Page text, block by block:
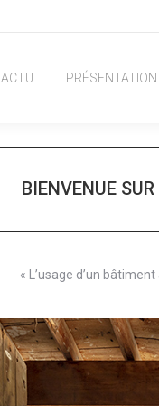
ACTU PRÉSENTATION
BIENVENUE
« L’usage d’un